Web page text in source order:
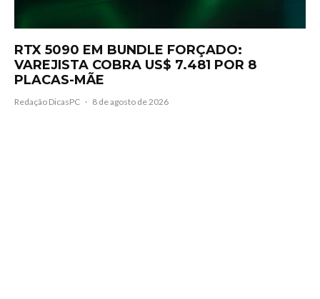
RTX 5090 EM BUNDLE FORÇADO:
VAREJISTA COBRA US$ 7.481 POR 8
PLACAS-MÃE
Redação DicasPC · 8 de agosto de 2026